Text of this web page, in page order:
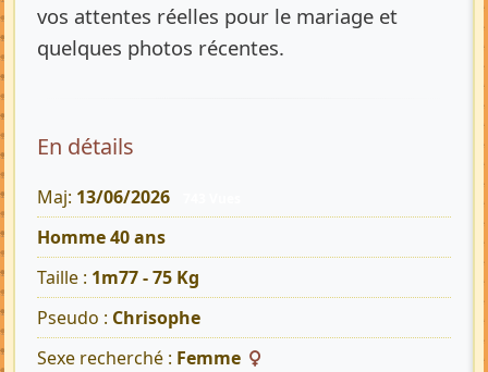
vos attentes réelles pour le mariage et
quelques photos récentes.
En détails
Maj: 13/06/2026
Homme 40 ans
Taille : 1m77 - 75 Kg
Pseudo : Chrisophe
Sexe recherché : Femme